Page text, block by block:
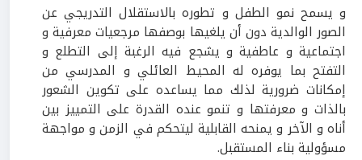
و يسمح نمو الطفل و تطوره بالاستقلال التدريجي عن
الصور الوالدية دون أن يلغيها بوصفها مرجعيات معرفية و
اجتماعية و عاطفية و يشجع فيه الرغبة إلى التطلع و
التفتح بما يوفره له المحيط العائلي و المدرسي من
إمكانات ضرورية لذلك مما يساعده على تكوين الشعور
بالذات و معرفتها و تنمو عنده القدرة على التمييز بين
أناه و الآخر و يمنحه القابلية ليتحكم في الزمن و مواجهة
مسؤولية بناء المستقبل.